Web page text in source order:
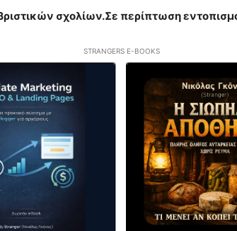
σχολίων.Σε περίπτωση
STRANGERS E-BOOKS